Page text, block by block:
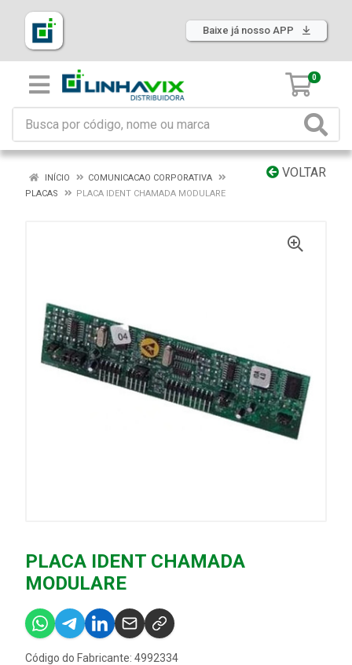
Baixe já nosso APP
0
VOLTAR
INÍCIO
COMUNICACAO CORPORATIVA
PLACAS
PLACA IDENT CHAMADA MODULARE
PLACA IDENT CHAMADA
MODULARE
Código do Fabricante: 4992334